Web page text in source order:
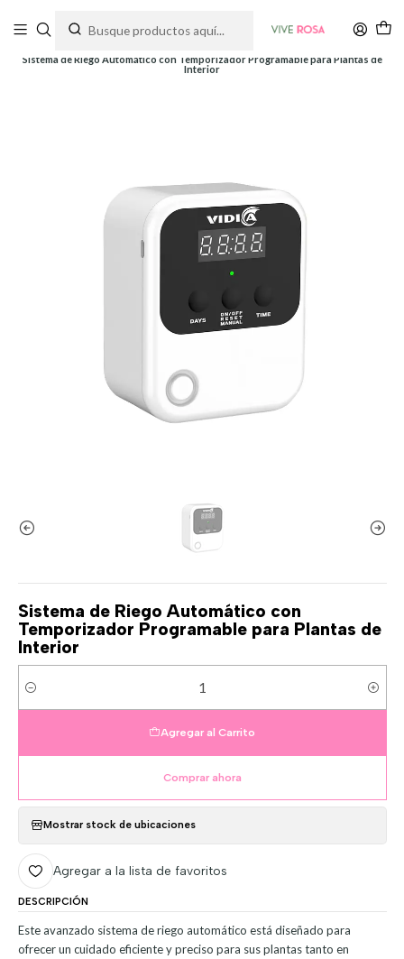
Sistema de Riego Automático con Temporizador Programable para Plantas de
Interior
Sistema de Riego Automático con
Temporizador Programable para Plantas de
Interior
Cantidad
Agregar al Carrito
Comprar ahora
Mostrar stock de ubicaciones
Agregar a la lista de favoritos
DESCRIPCIÓN
Este avanzado sistema de riego automático está diseñado para
ofrecer un cuidado eficiente y preciso para sus plantas tanto en